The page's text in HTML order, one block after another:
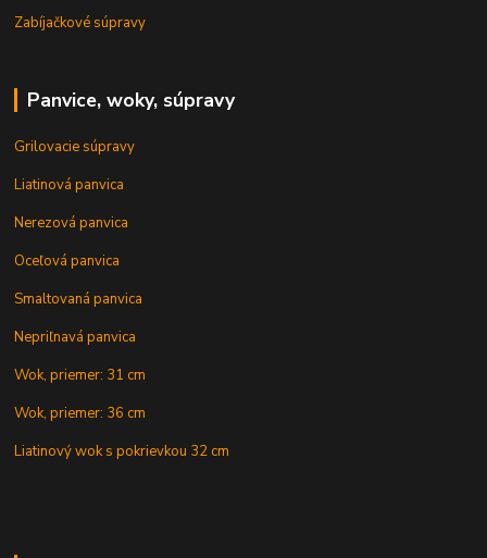
Zabíjačkové súpravy
Panvice, woky, súpravy
Grilovacie súpravy
Liatinová panvica
Nerezová panvica
Oceľová panvica
Smaltovaná panvica
Nepriľnavá panvica
Wok, priemer: 31 cm
Wok, priemer: 36 cm
Liatinový wok s pokrievkou 32 cm